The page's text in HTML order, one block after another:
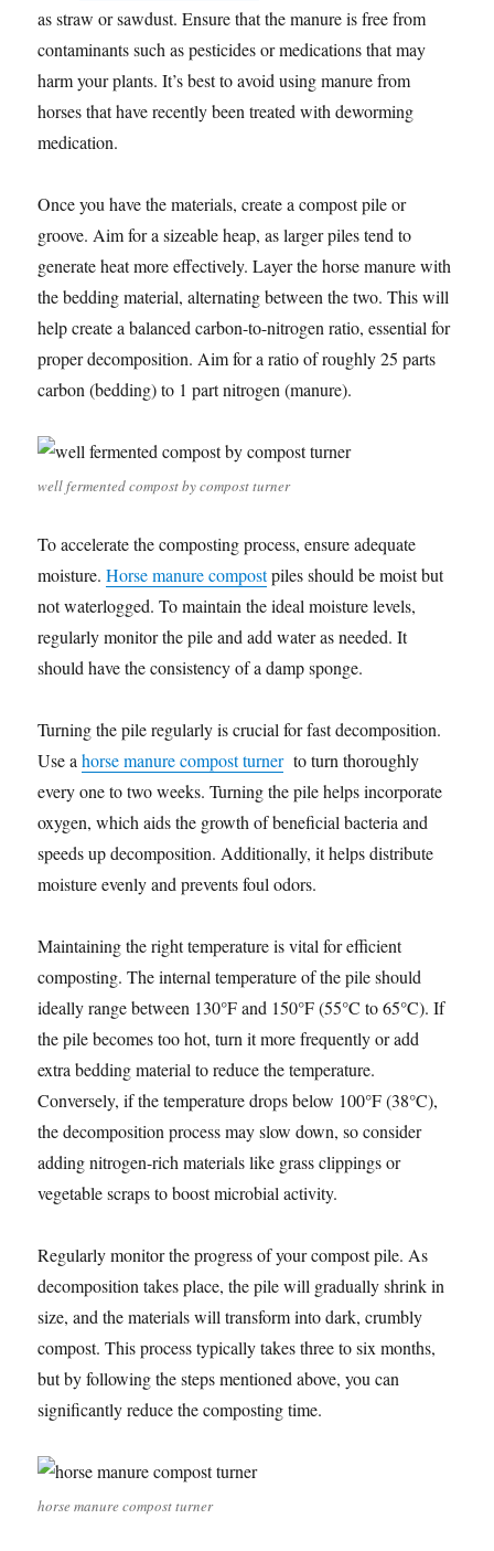
as straw or sawdust. Ensure that the manure is free from
contaminants such as pesticides or medications that may
harm your plants. It’s best to avoid using manure from
horses that have recently been treated with deworming
medication.
Once you have the materials, create a compost pile or
groove. Aim for a sizeable heap, as larger piles tend to
generate heat more effectively. Layer the horse manure with
the bedding material, alternating between the two. This will
help create a balanced carbon-to-nitrogen ratio, essential for
proper decomposition. Aim for a ratio of roughly 25 parts
carbon (bedding) to 1 part nitrogen (manure).
well fermented compost by compost turner
To accelerate the composting process, ensure adequate
moisture.Horse manure compostpiles should be moist but
not waterlogged. To maintain the ideal moisture levels,
regularly monitor the pile and add water as needed. It
should have the consistency of a damp sponge.
Turning the pile regularly is crucial for fast decomposition.
Use ahorse manure compost turnerto turn thoroughly
every one to two weeks. Turning the pile helps incorporate
oxygen, which aids the growth of beneficial bacteria and
speeds up decomposition. Additionally, it helps distribute
moisture evenly and prevents foul odors.
Maintaining the right temperature is vital for efficient
composting. The internal temperature of the pile should
ideally range between 130°F and 150°F (55°C to 65°C). If
the pile becomes too hot, turn it more frequently or add
extra bedding material to reduce the temperature.
Conversely, if the temperature drops below 100°F (38°C),
the decomposition process may slow down, so consider
adding nitrogen-rich materials like grass clippings or
vegetable scraps to boost microbial activity.
Regularly monitor the progress of your compost pile. As
decomposition takes place, the pile will gradually shrink in
size, and the materials will transform into dark, crumbly
compost. This process typically takes three to six months,
but by following the steps mentioned above, you can
significantly reduce the composting time.
horse manure compost turner